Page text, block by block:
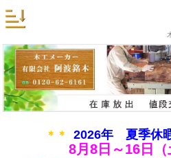
＊＊ 2026年 夏季休
8月8日～16日